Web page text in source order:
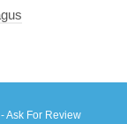
-Ask For Review